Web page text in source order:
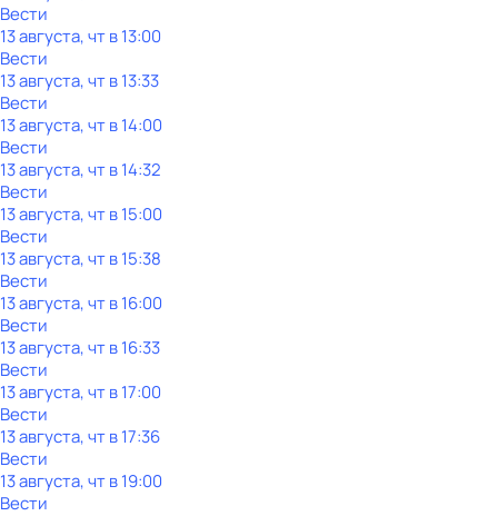
Вести
13 августа, чт в 13:00
Вести
13 августа, чт в 13:33
Вести
13 августа, чт в 14:00
Вести
13 августа, чт в 14:32
Вести
13 августа, чт в 15:00
Вести
13 августа, чт в 15:38
Вести
13 августа, чт в 16:00
Вести
13 августа, чт в 16:33
Вести
13 августа, чт в 17:00
Вести
13 августа, чт в 17:36
Вести
13 августа, чт в 19:00
Вести